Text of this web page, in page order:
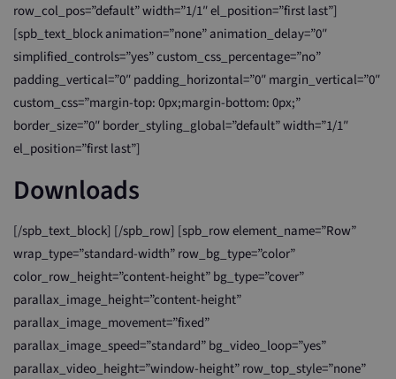
row_col_pos=”default” width=”1/1″ el_position=”first last”]
[spb_text_block animation=”none” animation_delay=”0″
simplified_controls=”yes” custom_css_percentage=”no”
padding_vertical=”0″ padding_horizontal=”0″ margin_vertical=”0″
custom_css=”margin-top: 0px;margin-bottom: 0px;”
border_size=”0″ border_styling_global=”default” width=”1/1″
el_position=”first last”]
Downloads
[/spb_text_block] [/spb_row] [spb_row element_name=”Row”
wrap_type=”standard-width” row_bg_type=”color”
color_row_height=”content-height” bg_type=”cover”
parallax_image_height=”content-height”
parallax_image_movement=”fixed”
parallax_image_speed=”standard” bg_video_loop=”yes”
parallax_video_height=”window-height” row_top_style=”none”